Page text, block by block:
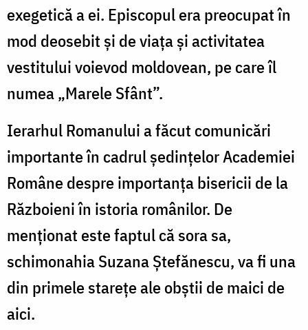
exegetică a ei. Episcopul era preocupat în
mod deosebit și de viaţa şi activitatea
vestitului voievod moldovean, pe care îl
numea „Marele Sfânt”.
Ierarhul Romanului a făcut comunicări
importante în cadrul şedinţelor Academiei
Române despre importanţa bisericii de la
Războieni în istoria românilor. De
menţionat este faptul că sora sa,
schimonahia Suzana Ştefănescu, va fi una
din primele stareţe ale obştii de maici de
aici.